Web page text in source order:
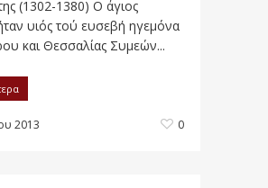
(1302-1380) Ο άγιος
υιός τού ευσεβή ηγεμόνα
και Θεσσαλίας Συμεών...
2013 0